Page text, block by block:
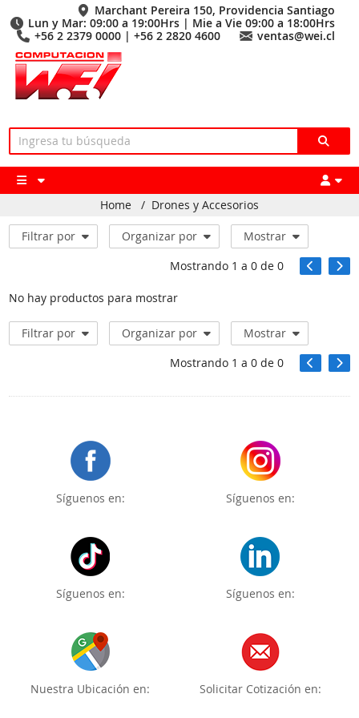
Marchant Pereira 150, Providencia Santiago
Lun y Mar: 09:00 a 19:00Hrs | Mie a Vie 09:00 a 18:00Hrs
+56 2 2379 0000 | +56 2 2820 4600
ventas@wei.cl
Home / Drones y Accesorios
Filtrar por Organizar por
Mostrar
Mostrando 1 a 0de 0
No hay productos para mostrar
Filtrar por Organizar por
Mostrar
Mostrando 1 a 0de 0
Síguenos en: Síguenos en:
Síguenos en: Síguenos en:
Nuestra Ubicación en: Solicitar Cotización en: